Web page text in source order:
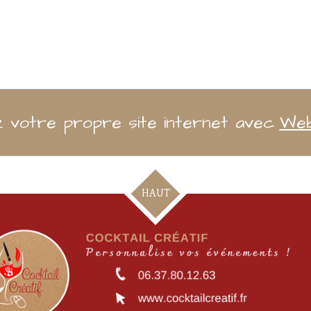
votre propre site internet avec
HAUT